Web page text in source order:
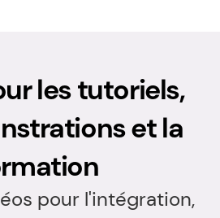
les tutoriels,
et la
pour l'intégration,